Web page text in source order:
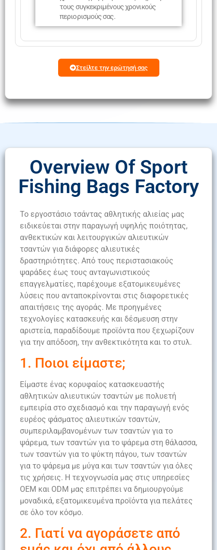
τους συγκεκριμένους χρονικούς
περιορισμούς σας.
Στείλτε την ερώτησή σας
Overview Of Sport
Fishing Bags Factory
Το εργοστάσιο τσάντας αθλητικής αλιείας μας
ειδικεύεται στην παραγωγή υψηλής ποιότητας,
ανθεκτικών και λειτουργικών αλιευτικών
τσαντών για διάφορες αλιευτικές
δραστηριότητες. Από τους περιστασιακούς
ψαράδες έως τους ανταγωνιστικούς
επαγγελματίες, παρέχουμε εξατομικευμένες
λύσεις που ανταποκρίνονται στις διαφορετικές
απαιτήσεις της αγοράς. Με προηγμένες
τεχνολογίες κατασκευής και δέσμευση στην
αριστεία, παραδίδουμε προϊόντα που ξεχωρίζουν
για την απόδοση, την ανθεκτικότητα και το στυλ.
1. Ποιοι είμαστε;
Είμαστε ένας κορυφαίος κατασκευαστής
αθλητικών αλιευτικών τσαντών με πολυετή
εμπειρία στο σχεδιασμό και την παραγωγή ενός
ευρέος φάσματος αλιευτικών τσαντών,
συμπεριλαμβανομένων των τσαντών για το
ψάρεμα, των τσαντών για το ψάρεμα στη θάλασσα,
των τσαντών για το ψύκτη πάγου, των τσαντών
για το ψάρεμα με μύγα και των τσαντών για όλες
τις χρήσεις. Η τεχνογνωσία μας στις υπηρεσίες
OEM και ODM μας επιτρέπει να δημιουργούμε
μοναδικά, εξατομικευμένα προϊόντα για πελάτες
σε όλο τον κόσμο.
2. Γιατί να αγοράσετε από